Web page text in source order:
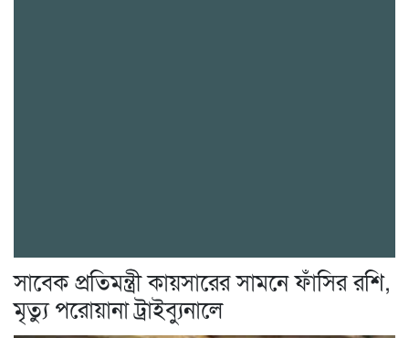
সাবেক প্রতিমন্ত্রী কায়সারের সামনে ফাঁসির রশি,
মৃত্যু পরোয়ানা ট্রাইব্যুনালে